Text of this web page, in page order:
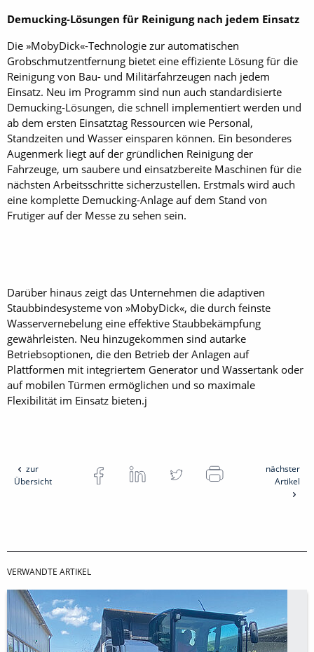
Demucking-Lösungen für Reinigung nach jedem Einsatz
Die »MobyDick«-Technologie zur automatischen
Grobschmutzentfernung bietet eine effiziente Lösung für die
Reinigung von Bau- und Militärfahrzeugen nach jedem
Einsatz. Neu im Programm sind nun auch standardisierte
Demucking-Lösungen, die schnell implementiert werden und
ab dem ersten Einsatztag Ressourcen wie Personal,
Standzeiten und Wasser einsparen können. Ein besonderes
Augenmerk liegt auf der gründlichen Reinigung der
Fahrzeuge, um saubere und einsatzbereite Maschinen für die
nächsten Arbeitsschritte sicherzustellen. Erstmals wird auch
eine komplette Demucking-Anlage auf dem Stand von
Frutiger auf der Messe zu sehen sein.
Darüber hinaus zeigt das Unternehmen die adaptiven
Staubbindesysteme von »MobyDick«, die durch feinste
Wasservernebelung eine effektive Staubbekämpfung
gewährleisten. Neu hinzugekommen sind autarke
Betriebsoptionen, die den Betrieb der Anlagen auf
Plattformen mit integriertem Generator und Wassertank oder
auf mobilen Türmen ermöglichen und so maximale
Flexibilität im Einsatz bieten.j
zur
Übersicht
nächster
Artikel
VERWANDTE ARTIKEL